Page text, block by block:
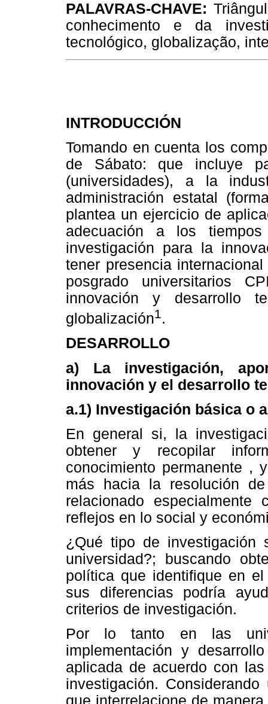
PALAVRAS-CHAVE:
conhecimento e da
tecnológico, globalização,
INTRODUCCIÓN
Tomando en cuenta los
de Sábato: que incluye
(universidades), a la
administración estatal
plantea un ejercicio de
adecuación a los
investigación para la
tener presencia
posgrado universitarios
innovación y desarrollo
globalización1.
DESARROLLO
a) La investigación,
innovación y el desarrollo
a.1) Investigación básica o
En general si, la
obtener y recopilar
conocimiento permanente ,
más hacia la resolución
relacionado
reflejos en lo social y
¿Qué tipo de investigación
universidad?; buscando
política que identifique en
sus diferencias podría
criterios de investigación.
Por lo tanto en las
implementación y
aplicada de acuerdo con
investigación.